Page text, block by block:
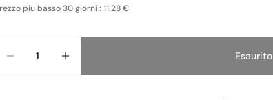
piu basso 30 giorni : 11.28 €
Esaurito